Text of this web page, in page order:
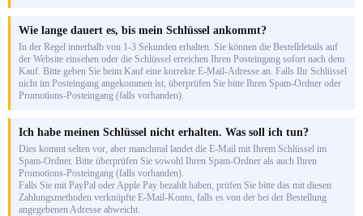
Wie lange dauert es, bis mein Schlüssel ankommt?
In der Regel innerhalb von 1-3 Sekunden erhalten. Sie können die Bestelldetails auf
der Website einsehen oder die Schlüssel erreichen Ihren Posteingang sofort nach dem
Kauf. Bitte geben Sie beim Kauf eine korrekte E-Mail-Adresse an. Falls Ihr Schlüssel
nicht im Posteingang angekommen ist, überprüfen Sie bitte Ihren Spam-Ordner oder
Promotions-Posteingang (falls vorhanden).
Ich habe meinen Schlüssel nicht erhalten. Was soll ich tun?
Dies kommt selten vor, aber manchmal landet die E-Mail mit Ihrem Schlüssel im
Spam-Ordner. Bitte überprüfen Sie sowohl Ihren Spam-Ordner als auch Ihren
Promotions-Posteingang (falls vorhanden).
Falls Sie mit PayPal oder Apple Pay bezahlt haben, prüfen Sie bitte das mit diesen
Zahlungsmethoden verknüpfte E-Mail-Konto, falls es von der bei der Bestellung
angegebenen Adresse abweicht.